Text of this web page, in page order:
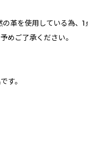
革を使用している為、1
めご了承ください。
す。